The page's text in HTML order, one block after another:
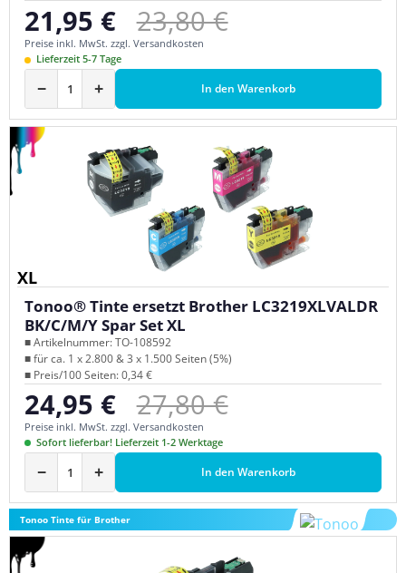
Verkaufspreis:
21,95 € Regulärer Preis:
23,80 €
Preise inkl. MwSt. zzgl. Versandkosten
Lieferzeit 5-7 Tage
− + In den Warenkorb
XL
Tonoo® Tinte ersetzt Brother LC3219XLVALDR
BK/C/M/Y Spar Set XL
■ Artikelnummer: TO-108592
■ für ca. 1 x 2.800 & 3 x 1.500 Seiten (5%)
■ Preis/100 Seiten: 0,34 €
Verkaufspreis:
24,95 € Regulärer Preis:
27,80 €
Preise inkl. MwSt. zzgl. Versandkosten
Sofort lieferbar! Lieferzeit 1-2 Werktage
− + In den Warenkorb
Tonoo Tinte für Brother